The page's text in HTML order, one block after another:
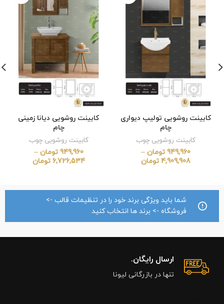
کابینت روشویی تولیپ دیواری
چام
کابینت روشویی چوب
949,960 تومان –
4,909,908 تومان
کابینت روشویی دیانا زمینی
چام
کابینت روشویی چوب
949,960 تومان –
6,726,534 تومان
شما باید ویژگی برند خود را در تنظیمات قالب ->
فروشگاه -> برند ها انتخاب کنید
ارسال رایگان.
تنها در بازرگانی لیونا